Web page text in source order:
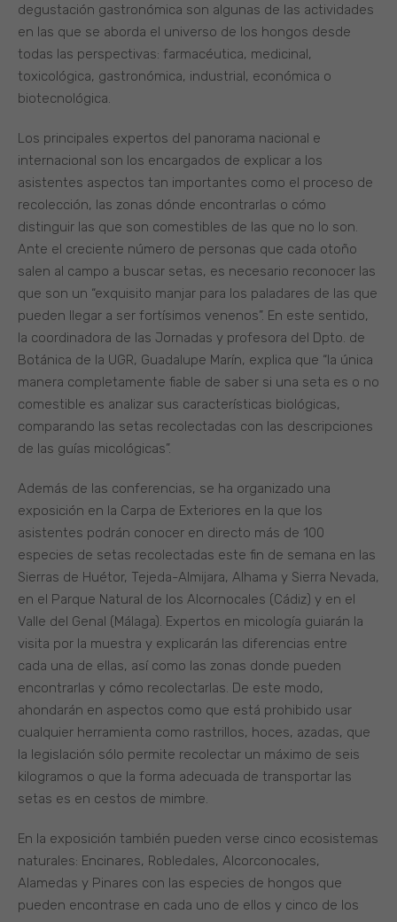
degustación gastronómica son algunas de las actividades
en las que se aborda el universo de los hongos desde
todas las perspectivas: farmacéutica, medicinal,
toxicológica, gastronómica, industrial, económica o
biotecnológica.
Los principales expertos del panorama nacional e
internacional son los encargados de explicar a los
asistentes aspectos tan importantes como el proceso de
recolección, las zonas dónde encontrarlas o cómo
distinguir las que son comestibles de las que no lo son.
Ante el creciente número de personas que cada otoño
salen al campo a buscar setas, es necesario reconocer las
que son un “exquisito manjar para los paladares de las que
pueden llegar a ser fortísimos venenos”. En este sentido,
la coordinadora de las Jornadas y profesora del Dpto. de
Botánica de la UGR, Guadalupe Marín, explica que “la única
manera completamente fiable de saber si una seta es o no
comestible es analizar sus características biológicas,
comparando las setas recolectadas con las descripciones
de las guías micológicas”.
Además de las conferencias, se ha organizado una
exposición en la Carpa de Exteriores en la que los
asistentes podrán conocer en directo más de 100
especies de setas recolectadas este fin de semana en las
Sierras de Huétor, Tejeda-Almijara, Alhama y Sierra Nevada,
en el Parque Natural de los Alcornocales (Cádiz) y en el
Valle del Genal (Málaga). Expertos en micología guiarán la
visita por la muestra y explicarán las diferencias entre
cada una de ellas, así como las zonas donde pueden
encontrarlas y cómo recolectarlas. De este modo,
ahondarán en aspectos como que está prohibido usar
cualquier herramienta como rastrillos, hoces, azadas, que
la legislación sólo permite recolectar un máximo de seis
kilogramos o que la forma adecuada de transportar las
setas es en cestos de mimbre.
En la exposición también pueden verse cinco ecosistemas
naturales: Encinares, Robledales, Alcorconocales,
Alamedas y Pinares con las especies de hongos que
pueden encontrase en cada uno de ellos y cinco de los